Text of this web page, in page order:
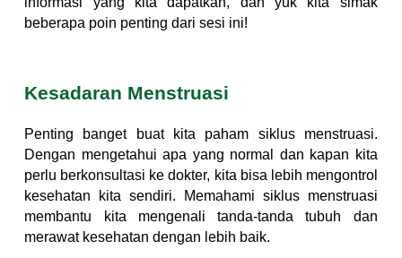
beberapa poin penting dari sesi ini!
Kesadaran Menstruasi
Penting banget buat kita paham siklus menstruasi.
Dengan mengetahui apa yang normal dan kapan kita
perlu berkonsultasi ke dokter, kita bisa lebih mengontrol
kesehatan kita sendiri. Memahami siklus menstruasi
membantu kita mengenali tanda-tanda tubuh dan
merawat kesehatan dengan lebih baik.